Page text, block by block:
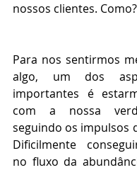
nossos clientes. Como?
Para nos sentirmos
algo, um dos
importantes é
com a nossa
seguindo os impulsos
Dificilmente
no fluxo da